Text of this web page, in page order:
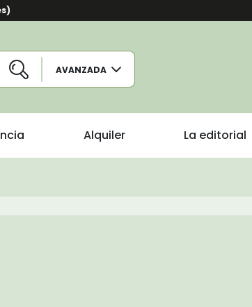
AVANZADA
Alquiler La editorial